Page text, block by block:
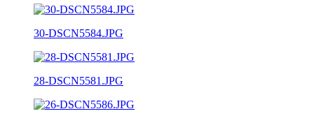
30-DSCN5584.JPG
28-DSCN5581.JPG